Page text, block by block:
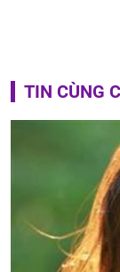
TIN CÙNG